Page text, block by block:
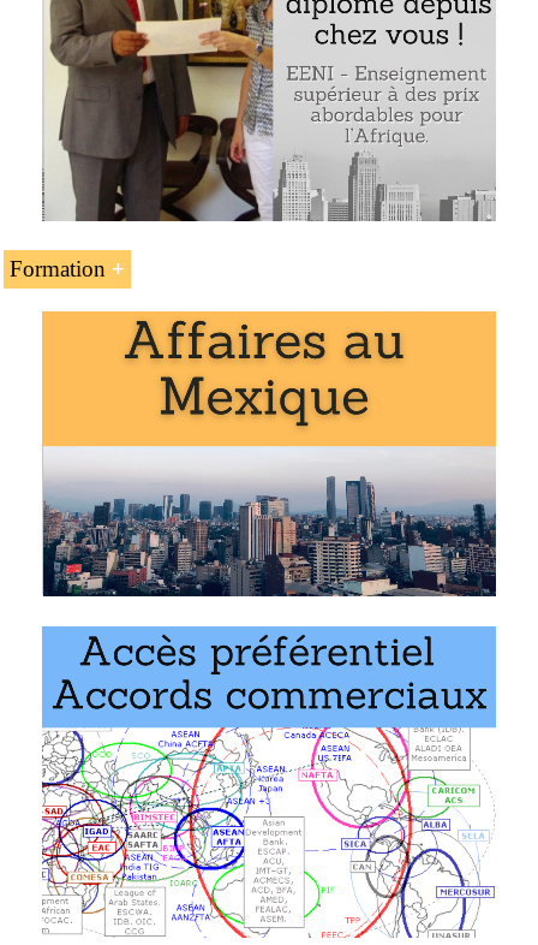
La Communauté andine (associé). Les accords
Mexique-Communauté andine
L’accord de complémentarité économique
Mexique-MERCOSUR
L’accord d’intégration commerciale Pérou-
Mexique
Les accords de complémentarité économique du
Mexique
Formation
L’unité d’enseignement «Mexique (accords de libre-
) » fait partie des programmes de l’EENI Global
Business School :
Master en affaires internationales,
international.
Doctorat en commerce mondial.